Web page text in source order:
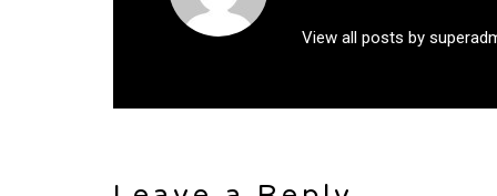
View all posts by